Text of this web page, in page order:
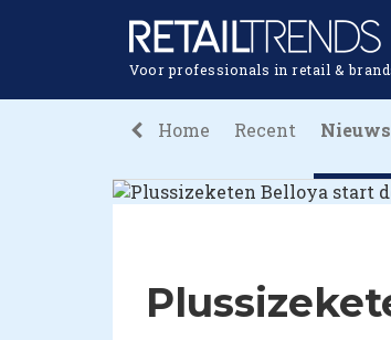
Voor professionals in retail &
Home Recent Nieuws